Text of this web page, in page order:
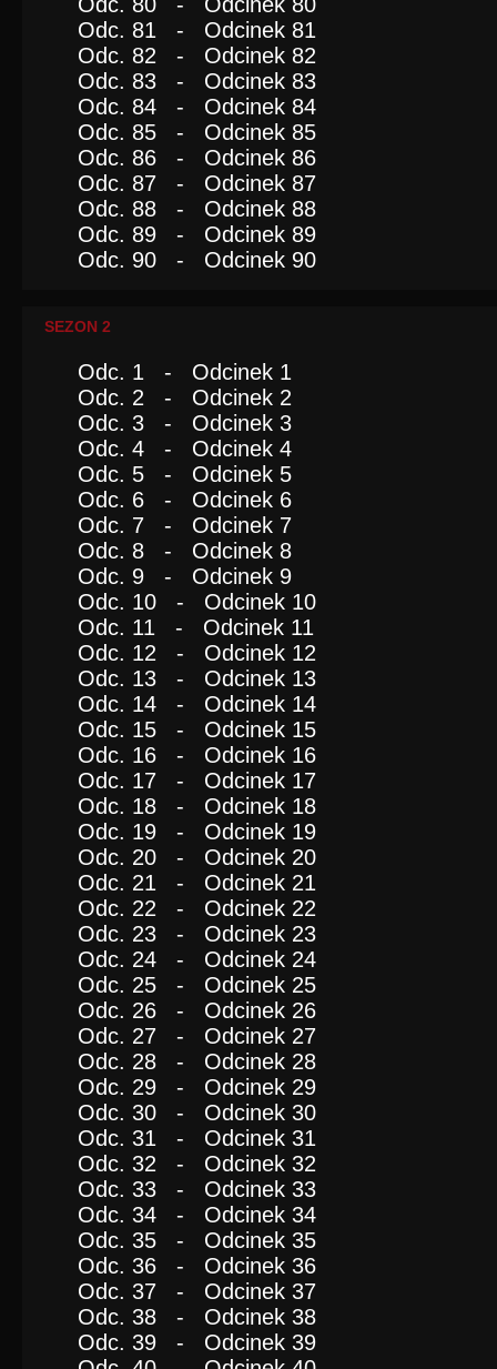
Odc. 81 - Odcinek 81
Odc. 82 - Odcinek 82
Odc. 83 - Odcinek 83
Odc. 84 - Odcinek 84
Odc. 85 - Odcinek 85
Odc. 86 - Odcinek 86
Odc. 87 - Odcinek 87
Odc. 88 - Odcinek 88
Odc. 89 - Odcinek 89
Odc. 90 - Odcinek 90
SEZON 2
Odc. 1 - Odcinek 1
Odc. 2 - Odcinek 2
Odc. 3 - Odcinek 3
Odc. 4 - Odcinek 4
Odc. 5 - Odcinek 5
Odc. 6 - Odcinek 6
Odc. 7 - Odcinek 7
Odc. 8 - Odcinek 8
Odc. 9 - Odcinek 9
Odc. 10 - Odcinek 10
Odc. 11 - Odcinek 11
Odc. 12 - Odcinek 12
Odc. 13 - Odcinek 13
Odc. 14 - Odcinek 14
Odc. 15 - Odcinek 15
Odc. 16 - Odcinek 16
Odc. 17 - Odcinek 17
Odc. 18 - Odcinek 18
Odc. 19 - Odcinek 19
Odc. 20 - Odcinek 20
Odc. 21 - Odcinek 21
Odc. 22 - Odcinek 22
Odc. 23 - Odcinek 23
Odc. 24 - Odcinek 24
Odc. 25 - Odcinek 25
Odc. 26 - Odcinek 26
Odc. 27 - Odcinek 27
Odc. 28 - Odcinek 28
Odc. 29 - Odcinek 29
Odc. 30 - Odcinek 30
Odc. 31 - Odcinek 31
Odc. 32 - Odcinek 32
Odc. 33 - Odcinek 33
Odc. 34 - Odcinek 34
Odc. 35 - Odcinek 35
Odc. 36 - Odcinek 36
Odc. 37 - Odcinek 37
Odc. 38 - Odcinek 38
Odc. 39 - Odcinek 39